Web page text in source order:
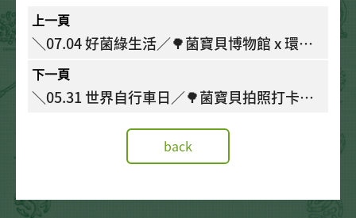
上一頁
＼07.04 好菌綠生活／🌳菌寶貝博物館 x 環境
教育課程🌎 淨零探險嬉遊記
下一頁
＼05.31 世界自行車日／🌳菌寶貝拍照打卡活
back